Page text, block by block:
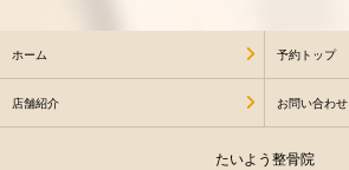
ホーム 予約トップ
店舗紹介 お問い合わせ
たいよう整骨院